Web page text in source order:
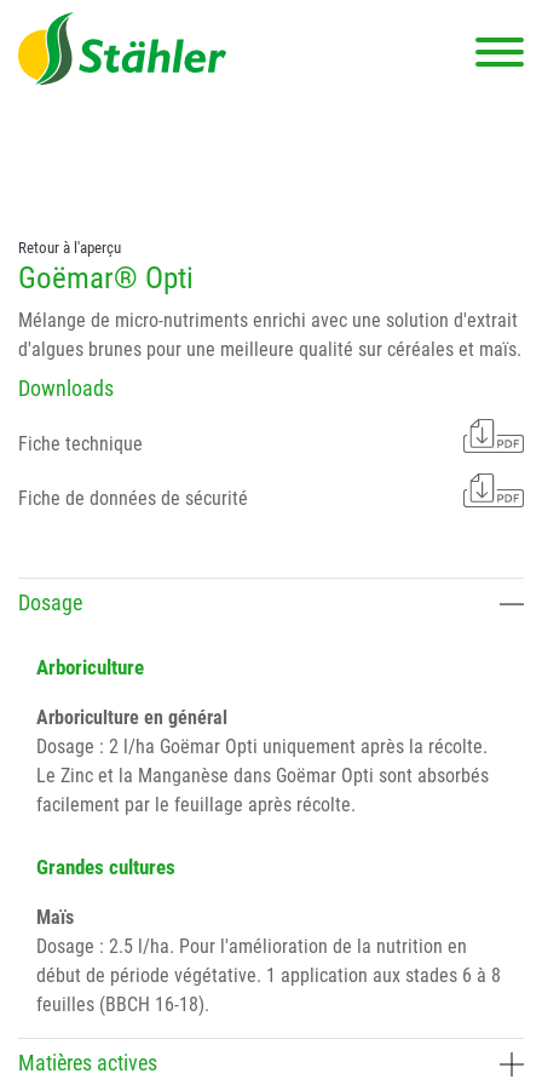
string(78) "Test 12 {FONT:12} // Dosierungen: test 123 dfasdf
asdfW134 245 34" string(62) "Test 12 {FONT:12} Dosierungen: test
123 dfasdf asdfW134 245 34"
Retour à l'aperçu
Goëmar® Opti
Mélange de micro-nutriments enrichi avec une solution d'extrait
d'algues brunes pour une meilleure qualité sur céréales et maïs.
Downloads
Fiche technique
Fiche de données de sécurité
Dosage
Arboriculture
Arboriculture en général
Dosage : 2 l/ha Goëmar Opti uniquement après la récolte.
Le Zinc et la Manganèse dans Goëmar Opti sont absorbés
facilement par le feuillage après récolte.
Grandes cultures
Maïs
Dosage : 2.5 l/ha. Pour l'amélioration de la nutrition en
début de période végétative. 1 application aux stades 6 à 8
feuilles (BBCH 16-18).
Matières actives